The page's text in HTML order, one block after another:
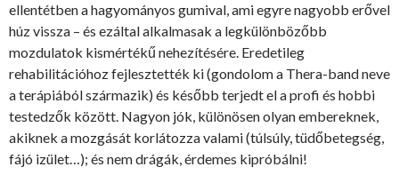
ellentétben a hagyományos gumival, ami egyre nagyobb erővel
húz vissza – és ezáltal alkalmasak a legkülönbözőbb
mozdulatok kismértékű nehezítésére. Eredetileg
rehabilitációhoz fejlesztették ki (gondolom a Thera-band neve
a terápiából származik) és később terjedt el a profi és hobbi
testedzők között. Nagyon jók, különösen olyan embereknek,
akiknek a mozgását korlátozza valami (túlsúly, tüdőbetegség,
fájó izület…); és nem drágák, érdemes kipróbálni!